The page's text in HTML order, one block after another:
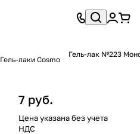
Гель-лаки Cosmo
Гель-лак №223
7 руб.
Цена указана без учета
НДС